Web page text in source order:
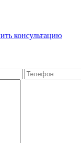
консультацию